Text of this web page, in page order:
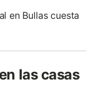
en Bullas cuesta
las casas